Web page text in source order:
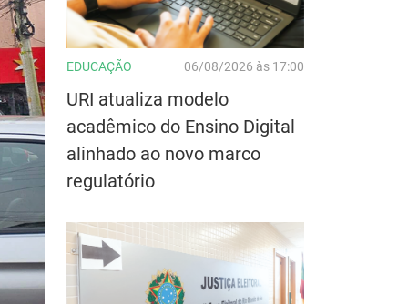
EDUCAÇÃO 06/08/2026 às 17:00
URI atualiza modelo
acadêmico do Ensino Digital
alinhado ao novo marco
regulatório